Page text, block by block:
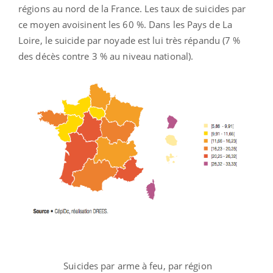
régions au nord de la France. Les taux de suicides par
ce moyen avoisinent les 60 %. Dans les Pays de La
Loire, le suicide par noyade est lui très répandu (7 %
des décès contre 3 % au niveau national).
Suicides par arme à feu, par région